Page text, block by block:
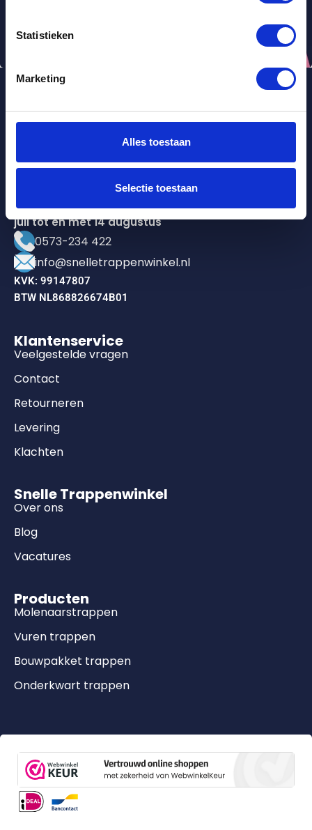
Statistieken
Marketing
Alles toestaan
Selectie toestaan
De Vente 5A-01
7261 ST Ruurlo
Vanwege zomervakantie zijn wij gesloten van 17
juli tot en met 14 augustus
0573-234 422
info@snelletrappenwinkel.nl
KVK: 99147807
BTW NL868826674B01
Klantenservice
Veelgestelde vragen
Contact
Retourneren
Levering
Klachten
Snelle Trappenwinkel
Over ons
Blog
Vacatures
Producten
Molenaarstrappen
Vuren trappen
Bouwpakket trappen
Onderkwart trappen